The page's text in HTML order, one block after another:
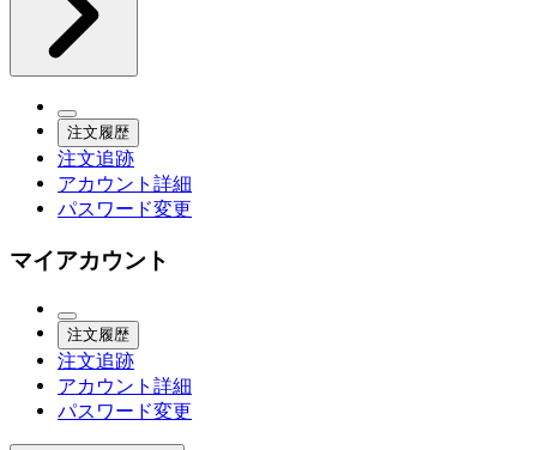
注文履歴
注文追跡
アカウント詳細
パスワード変更
マイアカウント
注文履歴
注文追跡
アカウント詳細
パスワード変更